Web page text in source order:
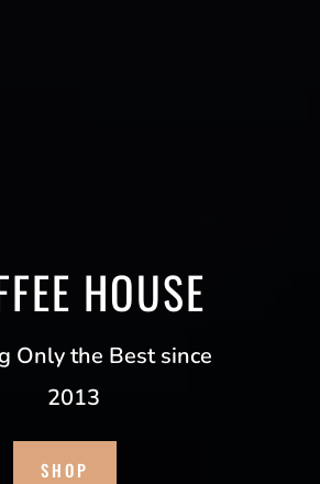
HOUSE
Only the Best since
2013
SHOP